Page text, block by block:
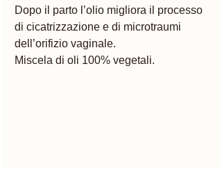
Dopo il parto l’olio migliora il processo
di cicatrizzazione e di microtraumi
dell’orifizio vaginale.
Miscela di oli 100% vegetali.